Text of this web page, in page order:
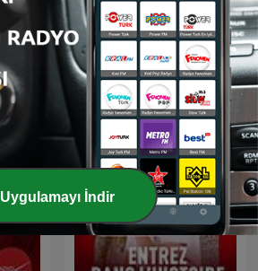
Българска история
Uygulamayı İndir